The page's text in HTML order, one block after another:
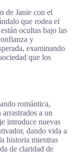
de Janie con el
que rodea el
ocultas bajo las
y
examinando
que los
romántica,
a un
introduce nuevas
dando vida a
historia mientras
de claridad de